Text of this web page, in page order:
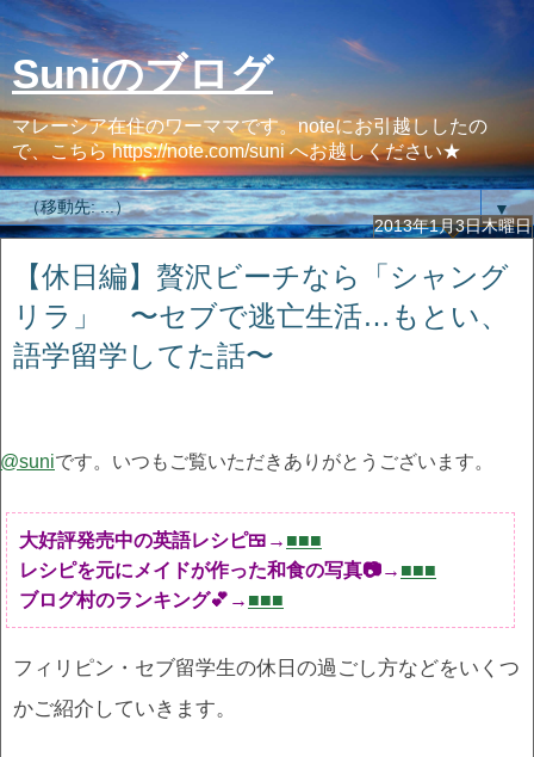
Suniのブログ
マレーシア在住のワーママです。noteにお引越ししたの
で、こちら https://note.com/suni へお越しください★
▼
2013年1月3日木曜日
【休日編】贅沢ビーチなら「シャング
リラ」 〜セブで逃亡生活…もとい、
語学留学してた話〜
@suniです。いつもご覧いただきありがとうございます。
大好評発売中の英語レシピ🍱→ ■■■
レシピを元にメイドが作った和食の写真📷→ ■■■
ブログ村のランキング💕→ ■■■
フィリピン・セブ留学生の休日の過ごし方などをいくつ
かご紹介していきます。